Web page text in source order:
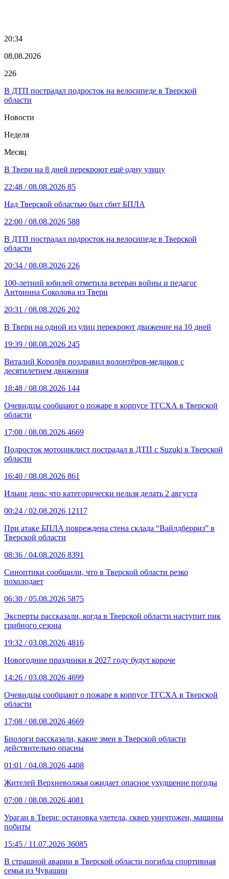
20:34
08.08.2026
226
В ДТП пострадал подросток на велосипеде в Тверской
области
Новости
Неделя
Месяц
В Твери на 8 дней перекроют ещё одну улицу
22:48 / 08.08.2026 85
Над Тверской областью был сбит БПЛА
22:00 / 08.08.2026 588
В ДТП пострадал подросток на велосипеде в Тверской
области
20:34 / 08.08.2026 226
100-летний юбилей отметила ветеран войны и педагог
Антонина Соколова из Твери
20:31 / 08.08.2026 202
В Твери на одной из улиц перекроют движение на 10 дней
19:39 / 08.08.2026 245
Виталий Королёв поздравил волонтёров-медиков с
десятилетием движения
18:48 / 08.08.2026 144
Очевидцы сообщают о пожаре в корпусе ТГСХА в Тверской
области
17:08 / 08.08.2026 4669
Подросток мотоциклист пострадал в ДТП с Suzuki в Тверской
области
16:40 / 08.08.2026 861
Ильин день: что категорически нельзя делать 2 августа
00:24 / 02.08.2026 12117
При атаке БПЛА повреждена стена склада “Вайлдберриз” в
Тверской области
08:36 / 04.08.2026 8391
Синоптики сообщили, что в Тверской области резко
похолодает
06:30 / 05.08.2026 5875
Эксперты рассказали, когда в Тверской области наступит пик
грибного сезона
19:32 / 03.08.2026 4816
Новогодние праздники в 2027 году будут короче
14:26 / 03.08.2026 4699
Очевидцы сообщают о пожаре в корпусе ТГСХА в Тверской
области
17:08 / 08.08.2026 4669
Биологи рассказали, какие змеи в Тверской области
действительно опасны
01:01 / 04.08.2026 4408
Жителей Верхневолжья ожидает опасное ухудшение погоды
07:08 / 08.08.2026 4081
Ураган в Твери: остановка улетела, сквер уничтожен, машины
побиты
15:45 / 11.07.2026 36085
В страшной аварии в Тверской области погибла спортивная
семья из Чувашии